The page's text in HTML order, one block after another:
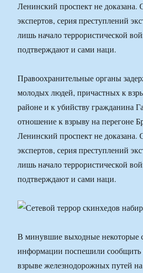
Ленинский проспект не
экспертов, серия преступлений
лишь начало террористической
подтверждают и сами наци.
Правоохранительные органы
молодых людей, причастных к
районе и к убийству гражданина
отношение к взрыву на перегоне
Ленинский проспект не
экспертов, серия преступлений
лишь начало террористической
подтверждают и сами наци.
В минувшие выходные некоторые
информации поспешили сообщить
взрыве железнодорожных путей